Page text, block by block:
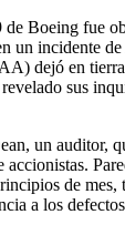
Boeing fue
un incidente
dejó en
sus
un auditor,
de
a los